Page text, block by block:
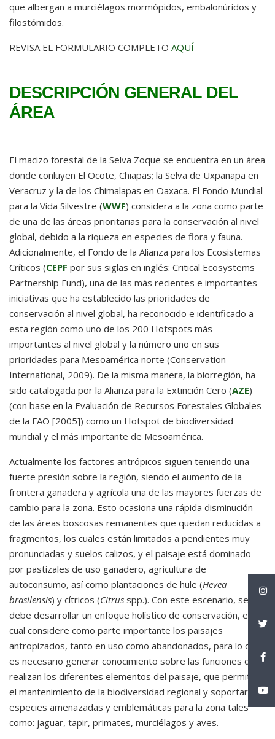
que albergan a murciélagos mormópidos, embalonúridos y
filostómidos.
REVISA EL FORMULARIO COMPLETO AQUÍ
DESCRIPCIÓN GENERAL DEL
ÁREA
El macizo forestal de la Selva Zoque se encuentra en un área
donde conluyen El Ocote, Chiapas; la Selva de Uxpanapa en
Veracruz y la de los Chimalapas en Oaxaca. El Fondo Mundial
para la Vida Silvestre (WWF) considera a la zona como parte
de una de las áreas prioritarias para la conservación al nivel
global, debido a la riqueza en especies de flora y fauna.
Adicionalmente, el Fondo de la Alianza para los Ecosistemas
Críticos (CEPF por sus siglas en inglés: Critical Ecosystems
Partnership Fund), una de las más recientes e importantes
iniciativas que ha establecido las prioridades de
conservación al nivel global, ha reconocido e identificado a
esta región como uno de los 200 Hotspots más
importantes al nivel global y la número uno en sus
prioridades para Mesoamérica norte (Conservation
International, 2009). De la misma manera, la biorregión, ha
sido catalogada por la Alianza para la Extinción Cero (AZE)
(con base en la Evaluación de Recursos Forestales Globales
de la FAO [2005]) como un Hotspot de biodiversidad
mundial y el más importante de Mesoamérica.
Actualmente los factores antrópicos siguen teniendo una
fuerte presión sobre la región, siendo el aumento de la
frontera ganadera y agrícola una de las mayores fuerzas de
cambio para la zona. Esto ocasiona una rápida disminución
de las áreas boscosas remanentes que quedan reducidas a
fragmentos, los cuales están limitados a pendientes muy
pronunciadas y suelos calizos, y el paisaje está dominado
por pastizales de uso ganadero, agricultura de
autoconsumo, así como plantaciones de hule (Hevea
brasilensis) y cítricos (Citrus spp.). Con este escenario, se
debe desarrollar un enfoque holístico de conservación, el
cual considere como parte importante los paisajes
antropizados, tanto en uso como abandonados, para lo cual
es necesario generar conocimiento sobre las funciones que
realizan los diferentes elementos del paisaje, que permiten
el mantenimiento de la biodiversidad regional y soportar
especies amenazadas y emblemáticas para la zona tales
como: jaguar, tapir, primates, murciélagos y aves.